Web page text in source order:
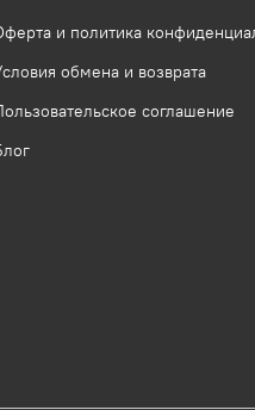
и политика
обмена и возврата
соглашение